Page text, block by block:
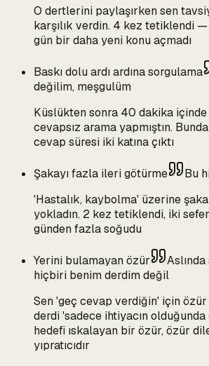
O dertlerini paylaşırken sen
karşılık verdin. 4 kez tetiklendi
gün bir daha yeni konu açmadı
Baskı dolu ardı ardına sorgulama
değilim, meşgulüm
Küslükten sonra 40 dakika
cevapsız arama yapmıştın.
cevap süresi iki katına çıktı
Şakayı fazla ileri götürme
Bu
'Hastalık, kaybolma' üzerine
yokladın. 2 kez tetiklendi, iki
günden fazla soğudu
Yerini bulamayan özür
hiçbiri benim derdim değil
Sen 'geç cevap verdiğin' için
derdi 'sadece ihtiyacın
hedefi ıskalayan bir özür, özür
yıpratıcıdır